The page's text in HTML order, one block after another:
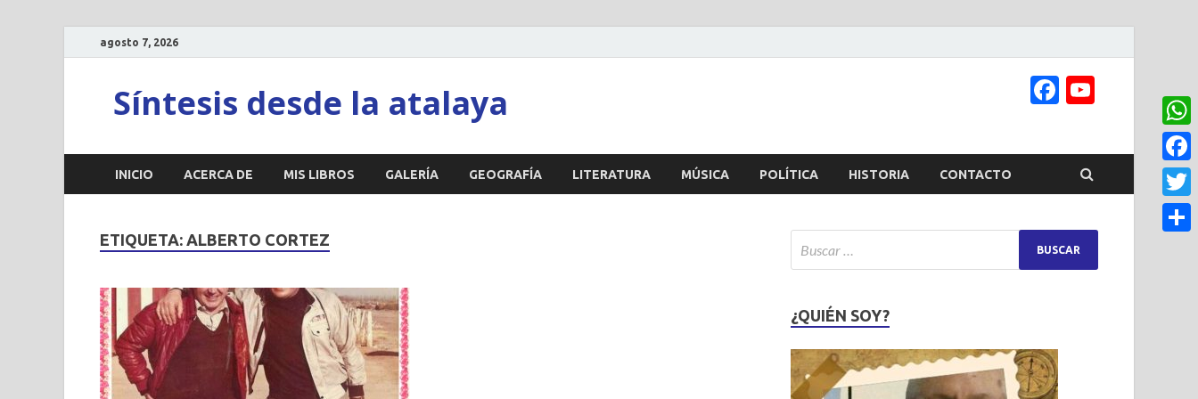
agosto 7, 2026
Síntesis desde la atalaya Facebook
Channel
INICIO ACERCA DE MIS LIBROS GALERÍA GEOGRAFÍA LITERATURA MÚSICA POLÍTICA HISTORIA CONTACTO
ETIQUETA: ALBERTO CORTEZ
¿QUIÉN SOY?